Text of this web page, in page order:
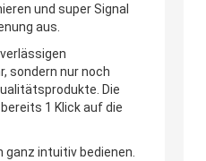
und super Signal
aus.
sondern nur noch
Die
1 Klick auf die
intuitiv bedienen.